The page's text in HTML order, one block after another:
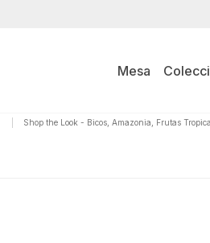
Mesa
Shop the Look - Bicos, Amazonia, Frutas